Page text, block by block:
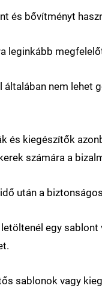
és bővítményt
leginkább
nem
és kiegészítők
számára a
után a
egy
sablonok vagy